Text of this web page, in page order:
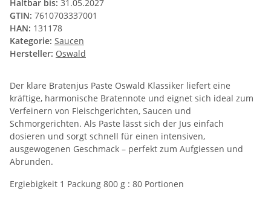
Haltbar bis: 31.05.2027
GTIN: 7610703337001
HAN: 131178
Kategorie: Saucen
Hersteller: Oswald
Der klare Bratenjus Paste Oswald Klassiker liefert eine
kräftige, harmonische Bratennote und eignet sich ideal zum
Verfeinern von Fleischgerichten, Saucen und
Schmorgerichten. Als Paste lässt sich der Jus einfach
dosieren und sorgt schnell für einen intensiven,
ausgewogenen Geschmack – perfekt zum Aufgiessen und
Abrunden.
Ergiebigkeit 1 Packung 800 g : 80 Portionen